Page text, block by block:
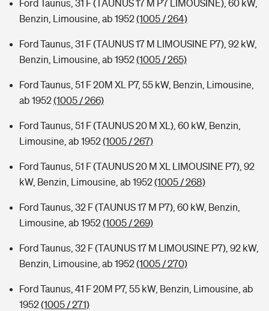
Ford Taunus, 31 F (TAUNUS 17 M P7 LIMOUSINE), 60 kW,
Benzin, Limousine, ab 1952(1005 / 264)
Ford Taunus, 31 F (TAUNUS 17 M LIMOUSINE P7), 92 kW,
Benzin, Limousine, ab 1952(1005 / 265)
Ford Taunus, 51 F 20M XL P7, 55 kW, Benzin, Limousine,
ab 1952(1005 / 266)
Ford Taunus, 51 F (TAUNUS 20 M XL), 60 kW, Benzin,
Limousine, ab 1952(1005 / 267)
Ford Taunus, 51 F (TAUNUS 20 M XL LIMOUSINE P7), 92
kW, Benzin, Limousine, ab 1952(1005 / 268)
Ford Taunus, 32 F (TAUNUS 17 M P7), 60 kW, Benzin,
Limousine, ab 1952(1005 / 269)
Ford Taunus, 32 F (TAUNUS 17 M LIMOUSINE P7), 92 kW,
Benzin, Limousine, ab 1952(1005 / 270)
Ford Taunus, 41 F 20M P7, 55 kW, Benzin, Limousine, ab
1952(1005 / 271)